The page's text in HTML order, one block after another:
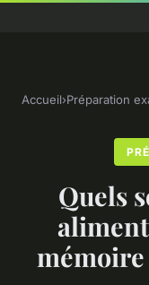
Accueil›Préparation
Quels
mémoire